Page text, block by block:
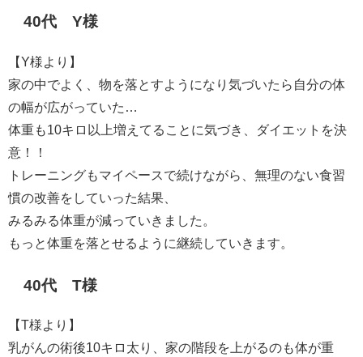
40代 Y様
【Y様より】
家の中でよく、物を落とすようになり気づいたら自分の体
の幅が広がっていた…
体重も10キロ以上増えてることに気づき、ダイエットを決
意！！
トレーニングもマイペースで続けながら、無理のない食習
慣の改善をしていった結果、
みるみる体重が減っていきました。
もっと体重を落とせるように継続していきます。
40代 T様
【T様より】
乳がんの術後10キロ太り、家の階段を上がるのも体が重